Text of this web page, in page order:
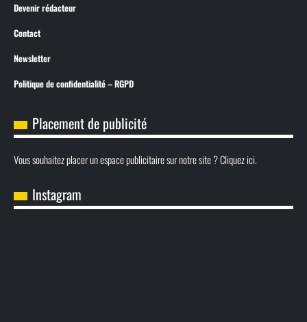
Devenir rédacteur
Contact
Newsletter
Politique de confidentialité – RGPD
Placement de publicité
Vous souhaitez placer un espace publicitaire sur notre site ? Cliquez ici.
Instagram